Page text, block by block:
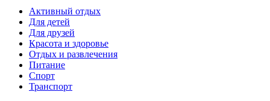
Активный отдых
Для детей
Для друзей
Красота и здоровье
Отдых и развлечения
Питание
Спорт
Транспорт